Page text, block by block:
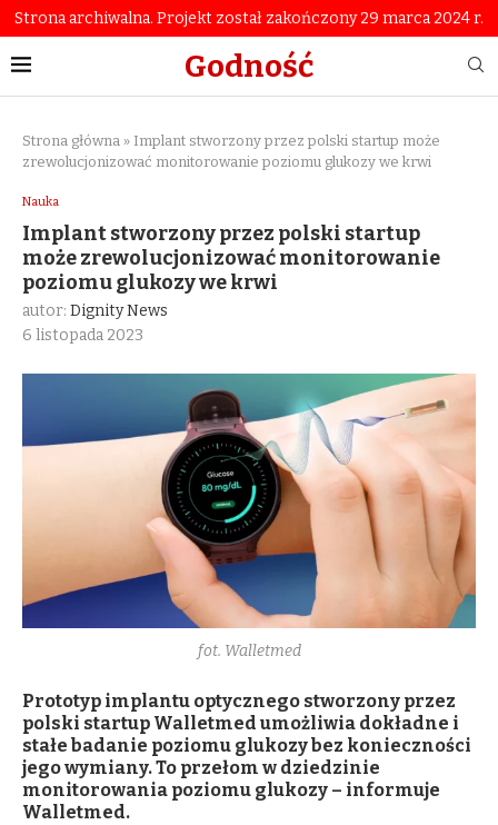
Strona archiwalna. Projekt został zakończony 29 marca 2024 r.
Godność
Strona główna » Implant stworzony przez polski startup może
zrewolucjonizować monitorowanie poziomu glukozy we krwi
Nauka
Implant stworzony przez polski startup
może zrewolucjonizować monitorowanie
poziomu glukozy we krwi
autor: Dignity News
6 listopada 2023
fot. Walletmed
Prototyp implantu optycznego stworzony przez
polski startup Walletmed umożliwia dokładne i
stałe badanie poziomu glukozy bez konieczności
jego wymiany. To przełom w dziedzinie
monitorowania poziomu glukozy – informuje
Walletmed.